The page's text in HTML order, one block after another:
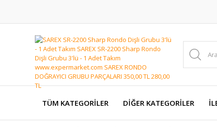
TÜM KATEGORİLER DİĞER KATEGORİLER